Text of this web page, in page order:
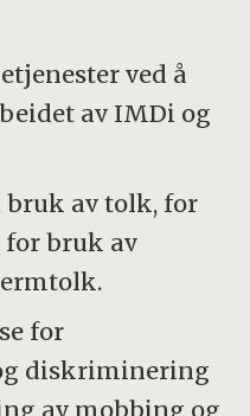
ved å
av IMDi og
av tolk, for
bruk av
for
diskriminering
av mobbing og